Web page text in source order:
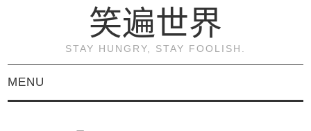
笑遍世界
STAY HUNGRY, STAY FOOLISH.
MENU